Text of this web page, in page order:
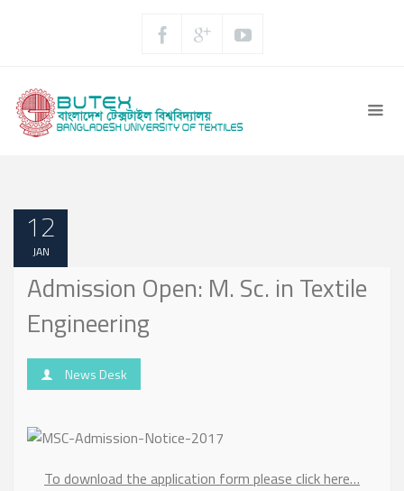
12
JAN
Admission Open: M. Sc. in Textile
Engineering
News Desk
To download the application form please click here…